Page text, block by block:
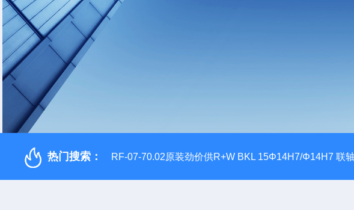
热门搜索： RF-07-70.02原装劲价供R+W BKL 15Φ14H7/Φ14H7 联